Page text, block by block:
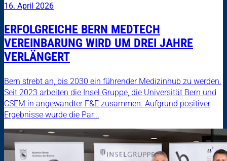
16. April 2026
ERFOLGREICHE BERN MEDTECH
VEREINBARUNG WIRD UM DREI JAHRE
VERLÄNGERT
Bern strebt an, bis 2030 ein führender Medizinhub zu werden.
Seit 2023 arbeiten die Insel Gruppe, die Universität Bern und
CSEM in angewandter F&E zusammen. Aufgrund positiver
Ergebnisse wurde die Par...